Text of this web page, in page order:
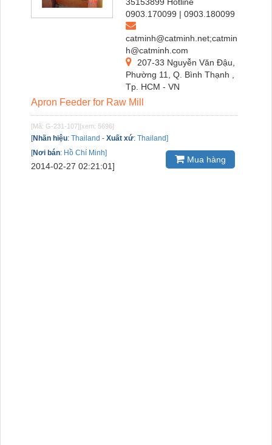
0903.170099 | 0903.180099
catminh@catminh.net;catmin
h@catminh.com
207-33 Nguyễn Văn Đậu,
Phường 11, Q. Bình Thạnh ,
Tp. HCM - VN
Apron Feeder for Raw Mill
[Mã: G-231-107][xem: 5696]
[Nhãn hiệu: Thailand - Xuất xứ: Thailand]
[Nơi bán: Hồ Chí Minh]
2014-02-27 02:21:01]
Mua hàng